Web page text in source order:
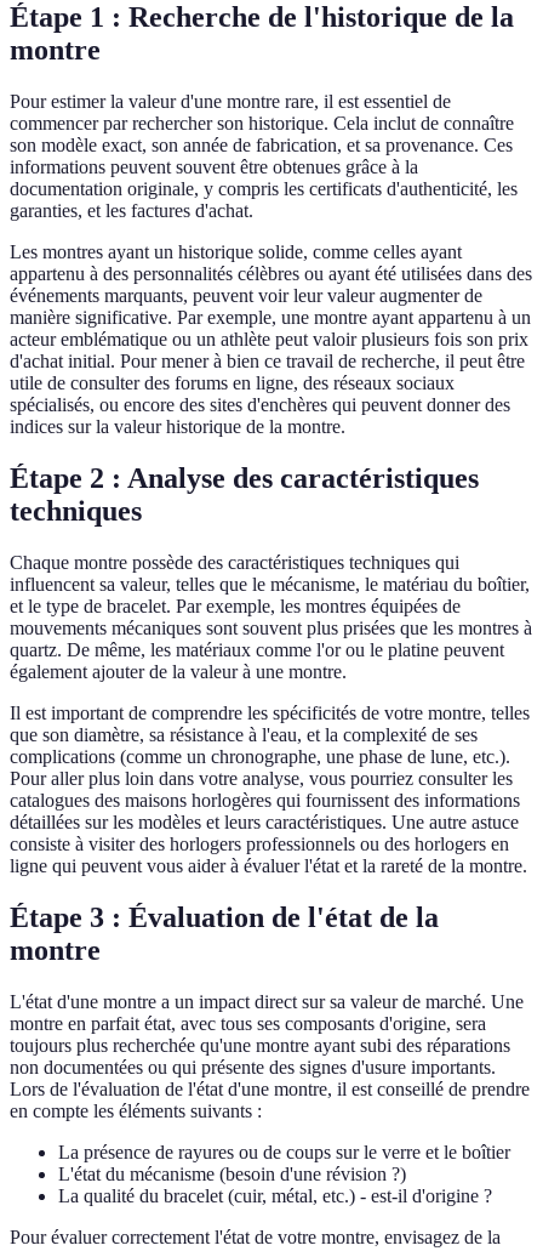
Étape 1 : Recherche de l'historique de la
montre
Pour estimer la valeur d'une montre rare, il est essentiel de
commencer par rechercher son historique. Cela inclut de connaître
son modèle exact, son année de fabrication, et sa provenance. Ces
informations peuvent souvent être obtenues grâce à la
documentation originale, y compris les certificats d'authenticité, les
garanties, et les factures d'achat.
Les montres ayant un historique solide, comme celles ayant
appartenu à des personnalités célèbres ou ayant été utilisées dans des
événements marquants, peuvent voir leur valeur augmenter de
manière significative. Par exemple, une montre ayant appartenu à un
acteur emblématique ou un athlète peut valoir plusieurs fois son prix
d'achat initial. Pour mener à bien ce travail de recherche, il peut être
utile de consulter des forums en ligne, des réseaux sociaux
spécialisés, ou encore des sites d'enchères qui peuvent donner des
indices sur la valeur historique de la montre.
Étape 2 : Analyse des caractéristiques
techniques
Chaque montre possède des caractéristiques techniques qui
influencent sa valeur, telles que le mécanisme, le matériau du boîtier,
et le type de bracelet. Par exemple, les montres équipées de
mouvements mécaniques sont souvent plus prisées que les montres à
quartz. De même, les matériaux comme l'or ou le platine peuvent
également ajouter de la valeur à une montre.
Il est important de comprendre les spécificités de votre montre, telles
que son diamètre, sa résistance à l'eau, et la complexité de ses
complications (comme un chronographe, une phase de lune, etc.).
Pour aller plus loin dans votre analyse, vous pourriez consulter les
catalogues des maisons horlogères qui fournissent des informations
détaillées sur les modèles et leurs caractéristiques. Une autre astuce
consiste à visiter des horlogers professionnels ou des horlogers en
ligne qui peuvent vous aider à évaluer l'état et la rareté de la montre.
Étape 3 : Évaluation de l'état de la
montre
L'état d'une montre a un impact direct sur sa valeur de marché. Une
montre en parfait état, avec tous ses composants d'origine, sera
toujours plus recherchée qu'une montre ayant subi des réparations
non documentées ou qui présente des signes d'usure importants.
Lors de l'évaluation de l'état d'une montre, il est conseillé de prendre
en compte les éléments suivants :
La présence de rayures ou de coups sur le verre et le boîtier
L'état du mécanisme (besoin d'une révision ?)
La qualité du bracelet (cuir, métal, etc.) - est-il d'origine ?
Pour évaluer correctement l'état de votre montre, envisagez de la